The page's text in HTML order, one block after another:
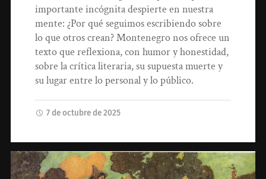
importante incógnita despierte en nuestra
mente: ¿Por qué seguimos escribiendo sobre
lo que otros crean? Montenegro nos ofrece un
texto que reflexiona, con humor y honestidad,
sobre la crítica literaria, su supuesta muerte y
su lugar entre lo personal y lo público.
7 de octubre de 2025